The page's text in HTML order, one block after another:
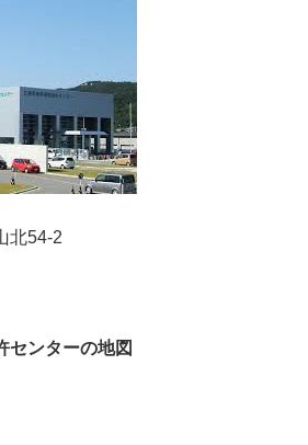
北54-2
センターの地図